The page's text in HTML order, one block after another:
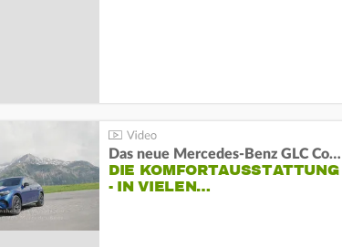
Das neue Mercedes-Benz GLC Coupé
DIE KOMFORTAUSSTATTUNG
- IN VIELEN…